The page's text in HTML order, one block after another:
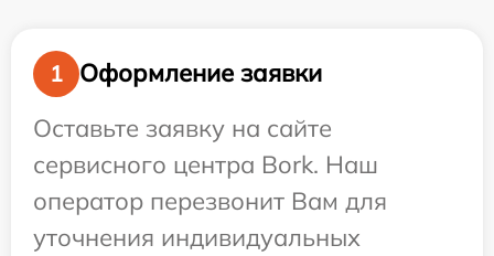
1
Оформление заявки
Оставьте заявку на сайте
сервисного центра Bork. Наш
оператор перезвонит Вам для
уточнения индивидуальных